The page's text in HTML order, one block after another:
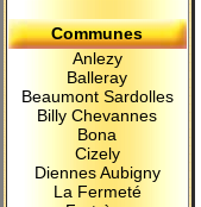
Communes
Anlezy
Balleray
Beaumont Sardolles
Billy Chevannes
Bona
Cizely
Diennes Aubigny
La Fermeté